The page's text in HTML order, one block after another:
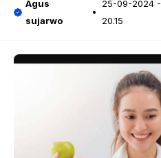
Agus
sujarwo
25-09-2024 -
20.15